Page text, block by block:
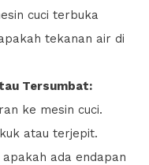
cuci terbuka
tekanan air di
Tersumbat:
ke mesin cuci.
atau terjepit.
ada endapan